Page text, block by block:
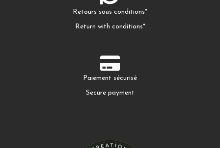
Retours sous conditions*
Return with conditions*
Paiement sécurisé
Secure payment